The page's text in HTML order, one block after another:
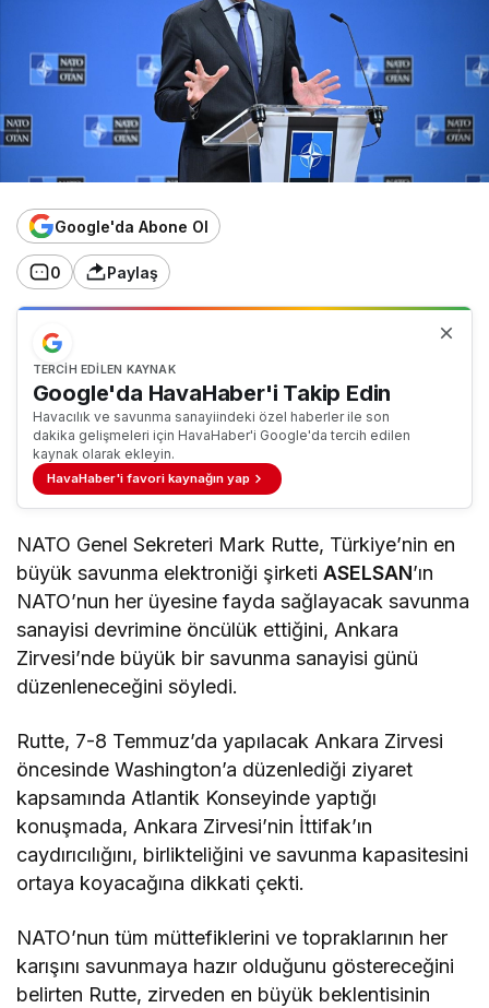
Google'da Abone Ol
0 Paylaş
TERCIH EDILEN KAYNAK
Google'da HavaHaber'i Takip Edin
Havacılık ve savunma sanayiindeki özel haberler ile son
dakika gelişmeleri için HavaHaber'i Google'da tercih edilen
kaynak olarak ekleyin.
HavaHaber'i favori kaynağın yap
NATO Genel Sekreteri Mark Rutte, Türkiye’nin en
büyük savunma elektroniği şirketiASELSAN’ın
NATO’nun her üyesine fayda sağlayacak savunma
sanayisi devrimine öncülük ettiğini, Ankara
Zirvesi’nde büyük bir savunma sanayisi günü
düzenleneceğini söyledi.
Rutte, 7-8 Temmuz’da yapılacak Ankara Zirvesi
öncesinde Washington’a düzenlediği ziyaret
kapsamında Atlantik Konseyinde yaptığı
konuşmada, Ankara Zirvesi’nin İttifak’ın
caydırıcılığını, birlikteliğini ve savunma kapasitesini
ortaya koyacağına dikkati çekti.
NATO’nun tüm müttefiklerini ve topraklarının her
karışını savunmaya hazır olduğunu göstereceğini
belirten Rutte, zirveden en büyük beklentisinin